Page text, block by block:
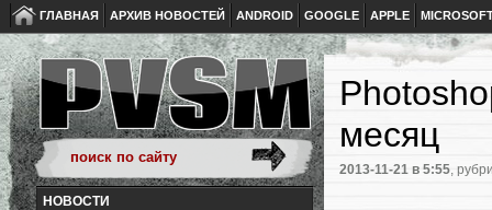
ГЛАВНАЯ АРХИВ НОВОСТЕЙ ANDROID GOOGLE APPLE
НОВОСТИ
месяц
2013-11-21 в 5:55,